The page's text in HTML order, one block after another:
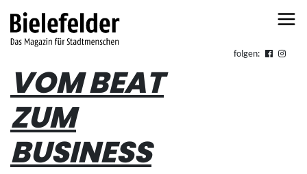
folgen:
VOM BEAT
ZUM
BUSINESS